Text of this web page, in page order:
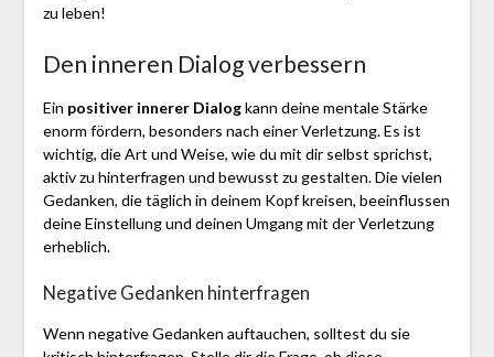
zu leben!
Den inneren Dialog verbessern
Ein positiver innerer Dialogkann deine mentale Stärke
enorm fördern, besonders nach einer Verletzung. Es ist
wichtig, die Art und Weise, wie du mit dir selbst sprichst,
aktiv zu hinterfragen und bewusst zu gestalten. Die vielen
Gedanken, die täglich in deinem Kopf kreisen, beeinflussen
deine Einstellung und deinen Umgang mit der Verletzung
erheblich.
Negative Gedanken hinterfragen
Wenn negative Gedanken auftauchen, solltest du sie